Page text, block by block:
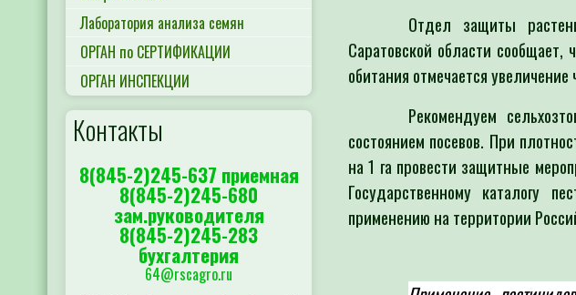
Лаборатория анализа семян
ОРГАН по СЕРТИФИКАЦИИ
ОРГАН ИНСПЕКЦИИ
Контакты
8(845-2)245-637 приемная
8(845-2)245-680
зам.руководителя
8(845-2)245-283
бухгалтерия
64@rscagro.ru
Отдел защиты
Саратовской области сообщает,
обитания отмечается
Рекомендуем
состоянием посевов. При
на 1 га провести защитные
Государственному каталогу
применению на территории